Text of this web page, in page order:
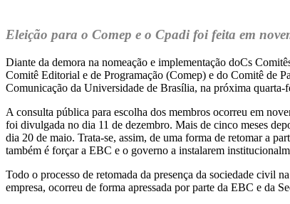
Eleição para o Comep e o Cpadi foi feita em
Diante da demora na nomeação e implementação doCs
Comitê Editorial e de Programação (Comep) e do Comitê de
Comunicação da Universidade de Brasília, na próxima
A consulta pública para escolha dos membros ocorreu em
foi divulgada no dia 11 de dezembro. Mais de cinco meses
dia 20 de maio. Trata-se, assim, de uma forma de retomar a
também é forçar a EBC e o governo a instalarem
Todo o processo de retomada da presença da sociedade civil
empresa, ocorreu de forma apressada por parte da EBC e da